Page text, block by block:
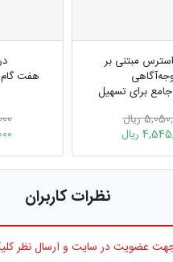
مبتنی بر
جامع برای تسهیل
استرس ...
ریال
ریال
هفت گام
نظرات کاربران
عضویت در سایت و ارسال نظر